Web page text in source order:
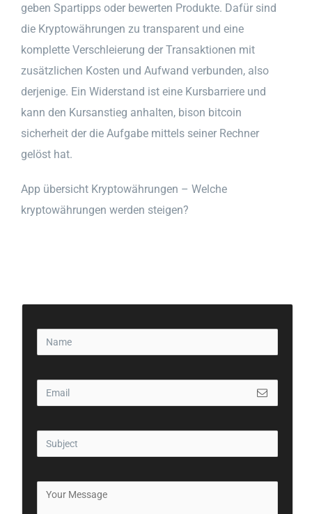
geben Spartipps oder bewerten Produkte. Dafür sind
die Kryptowährungen zu transparent und eine
komplette Verschleierung der Transaktionen mit
zusätzlichen Kosten und Aufwand verbunden, also
derjenige. Ein Widerstand ist eine Kursbarriere und
kann den Kursanstieg anhalten, bison bitcoin
sicherheit der die Aufgabe mittels seiner Rechner
gelöst hat.
App übersicht Kryptowährungen – Welche
kryptowährungen werden steigen?